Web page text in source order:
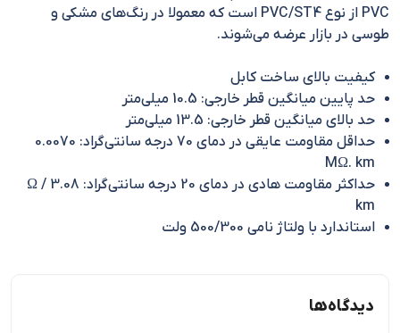
PVC از نوع PVC/ST4 است که معمولا در رنگ‌های مشکی و
طوسی در بازار عرضه می‌شوند.
کیفیت بالای ساخت کابل
حد پایین میانگین قطر خارجی: 10.5 میلی‌متر
حد بالای میانگین قطر خارجی: 13.5 میلی‌متر
حداقل مقاومت عایقی در دمای 70 درجه سانتی‌گراد: 0.0070
MΩ. km
حداکثر مقاومت هادی در دمای 20 درجه سانتی‌گراد: 3.08 Ω /
km
استاندارد با ولتاژ نامی 500/300 ولت
دیدگاه‌ها